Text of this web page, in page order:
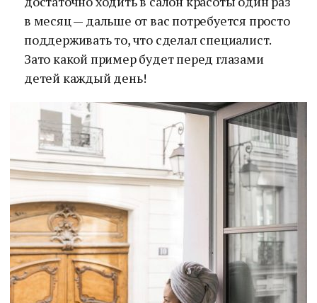
в месяц — дальше от вас потребуется просто
поддерживать то, что сделал специалист.
Зато какой пример будет перед глазами
детей каждый день!